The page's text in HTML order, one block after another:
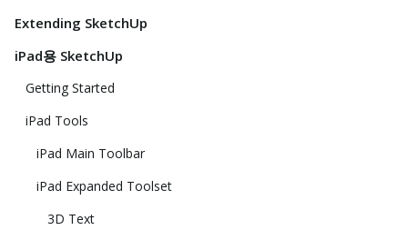
Extending SketchUp
iPad용 SketchUp
Getting Started
iPad Tools
iPad Main Toolbar
iPad Expanded Toolset
3D Text